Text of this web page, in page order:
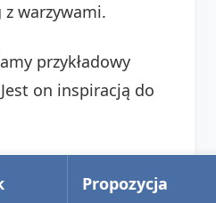
z warzywami.
przykładowy
on inspiracją do
Propozycja